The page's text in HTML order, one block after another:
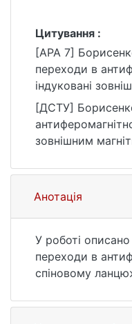
Цитування :
[APA 7]
переходи в
індуковані
[Бакалаврська
національний
Шевченка].
41
[ДСТУ]
зовнішним
Природничі
https://
41 (дата
Анотація
У роботі описано
переходи в
спіновому
магнітно- го